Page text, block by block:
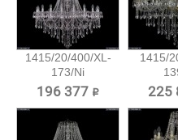
1415/20/400/XL-
173/Ni
Хрустальная...
196 377 ₽
1415/
225